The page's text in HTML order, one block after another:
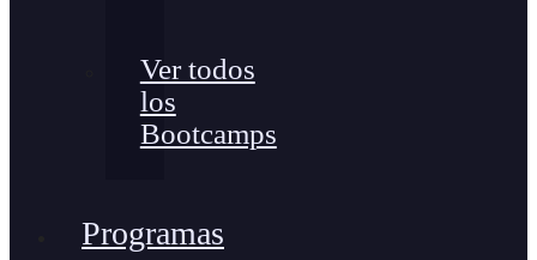
Ver todos
los
Bootcamps
Programas